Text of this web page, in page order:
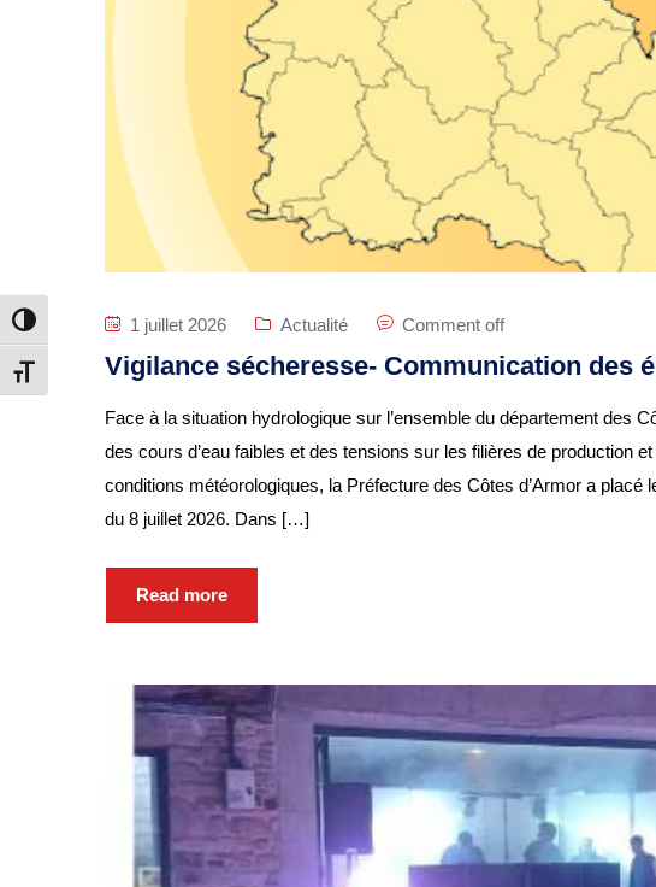
Passer en contraste élevé
Changer la taille de la police
1 juillet 2026 Actualité Comment off
Vigilance sécheresse- Communication des
Face à la situation hydrologique sur l’ensemble du département des
des cours d’eau faibles et des tensions sur les filières de production
conditions météorologiques, la Préfecture des Côtes d’Armor a
du 8 juillet 2026. Dans […]
Read more